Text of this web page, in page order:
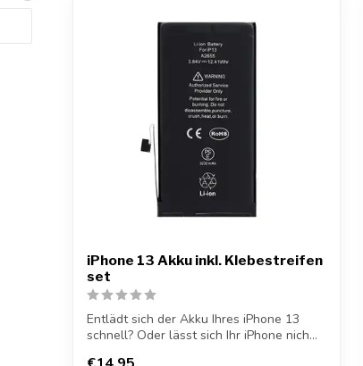
iPhone 13 Akku inkl. Klebestreifen
set
Entlädt sich der Akku Ihres iPhone 13
schnell? Oder lässt sich Ihr iPhone nich...